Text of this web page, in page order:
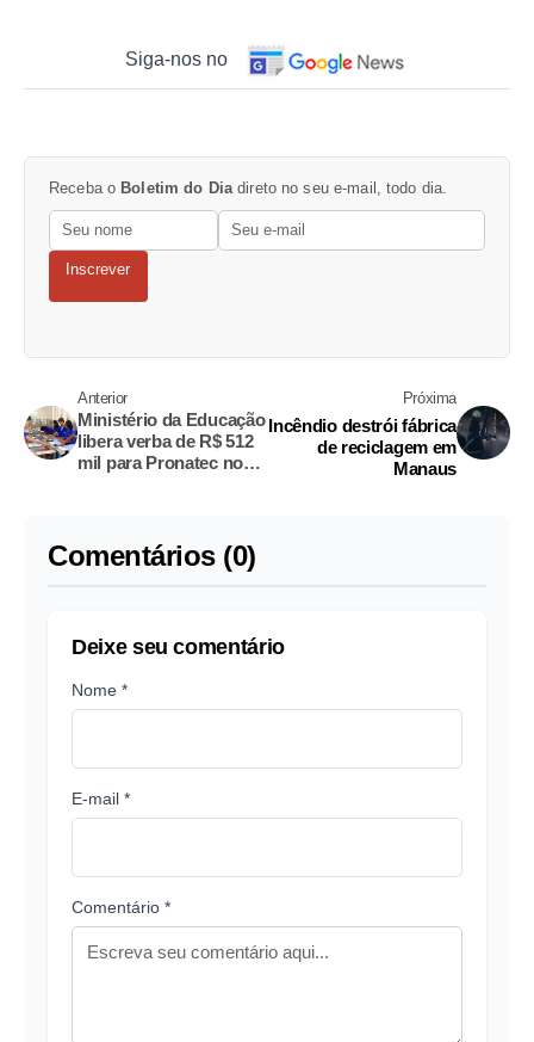
Siga-nos no
Receba o Boletim do Dia direto no seu e-mail, todo dia.
Inscrever
Anterior
Ministério da Educação
libera verba de R$ 512
mil para Pronatec no
Próxima
Incêndio destrói fábrica
de reciclagem em
Manaus
Comentários (0)
Deixe seu comentário
Nome *
E-mail *
Comentário *